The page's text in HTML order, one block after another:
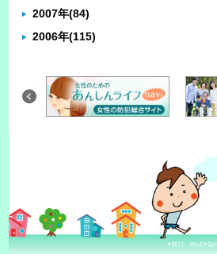
2007年(84)
2006年(115)